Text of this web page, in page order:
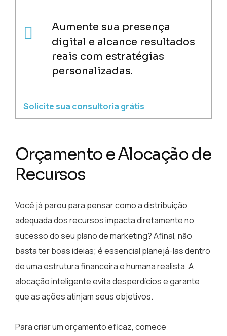
Aumente sua presença
digital e alcance resultados
reais com estratégias
personalizadas.
Solicite sua consultoria grátis
Orçamento e Alocação de
Recursos
Você já parou para pensar como a distribuição
adequada dos recursos impacta diretamente no
sucesso do seu plano de marketing? Afinal, não
basta ter boas ideias; é essencial planejá-las dentro
de uma estrutura financeira e humana realista. A
alocação inteligente evita desperdícios e garante
que as ações atinjam seus objetivos.
Para criar um orçamento eficaz, comece